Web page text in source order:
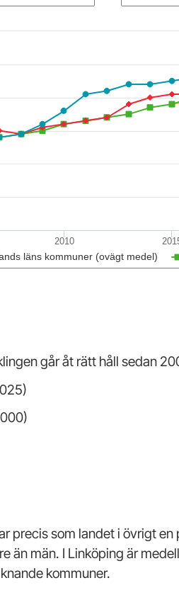
läns kommuner (ovägt medel)
2010
går åt rätt håll sedan
precis som landet i övrigt
än män. I Linköping är
kommuner.